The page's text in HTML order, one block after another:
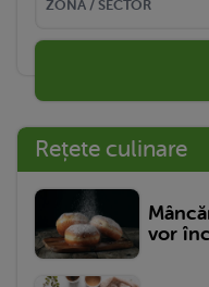
Rețete culinare
vor